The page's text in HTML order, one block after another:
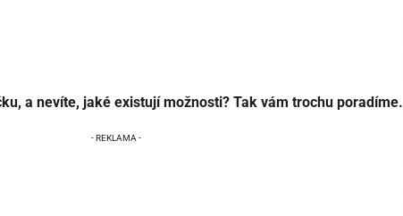
a nevíte, jaké existují možnosti? Tak vám trochu poradíme.